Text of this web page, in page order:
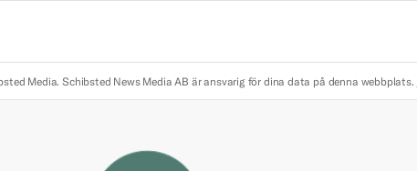
Media. Schibsted News Media AB är ansvarig för dina data på denna webbplats.